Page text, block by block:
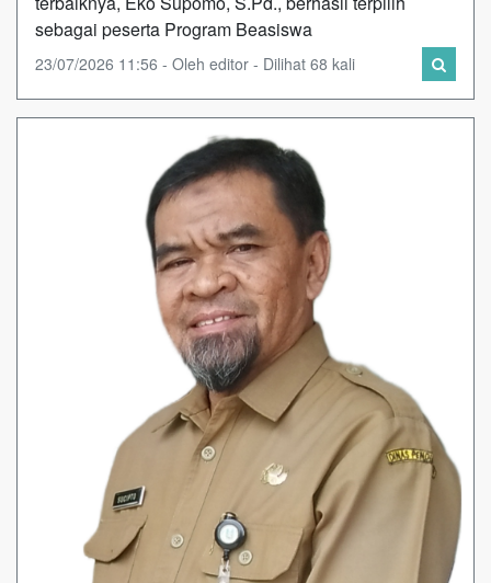
sebagai peserta Program Beasiswa
23/07/2026 11:56 - Oleh editor - Dilihat 68 kali